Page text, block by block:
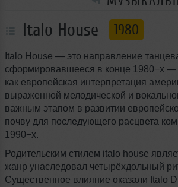
Italo House 1980
Italo House — это направление
сформировавшееся в конце 1980−х —
как европейская интерпретация
выраженной мелодической и
важным этапом в развитии
почву для последующего расцвета
1990−х.
Родительским стилем italo house
жанр унаследовал четырёхдольный
Существенное влияние оказали Italo